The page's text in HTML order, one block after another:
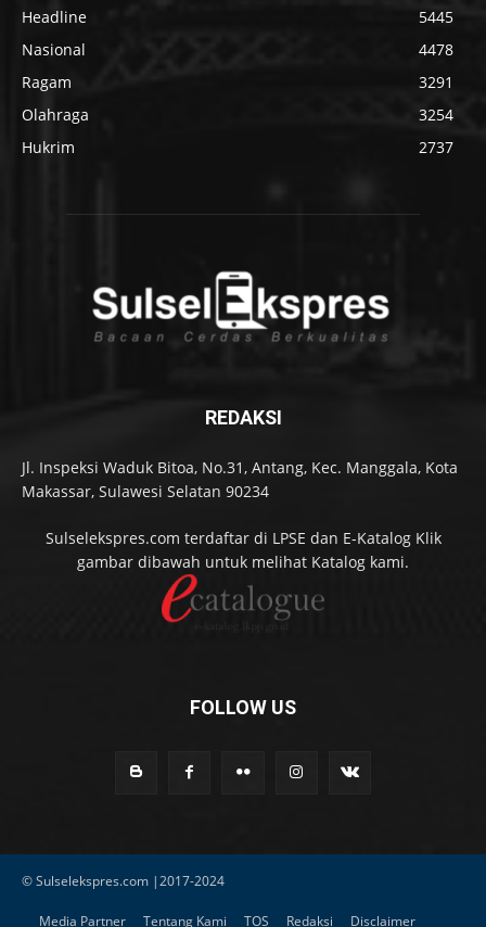
Headline
5445
Nasional
4478
Ragam
3291
Olahraga
3254
Hukrim
2737
REDAKSI
Jl. Inspeksi Waduk Bitoa, No.31, Antang, Kec. Manggala, Kota
Makassar, Sulawesi Selatan 90234
Sulselekspres.com terdaftar di LPSE dan E-Katalog Klik
gambar dibawah untuk melihat Katalog kami.
FOLLOW US
© Sulselekspres.com |2017-2024
Media Partner Tentang Kami TOS Redaksi Disclaimer